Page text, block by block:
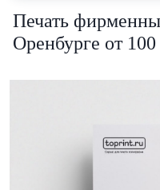
Печать
Оренбурге от